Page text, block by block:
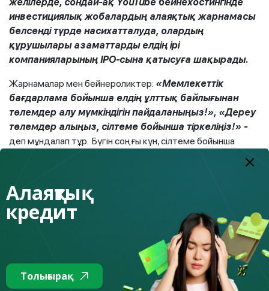
инвестициялық жобалардың алаяқтық жарнамасы
белсенді түрде насихатталуда, олардың
құрушылары азаматтарды елдің ірі
компанияларының IPO-сына қатысуға шақырады.
Жарнамалар мен бейнероликтер: «Мемлекеттік
бағдарлама бойынша елдің ұлттық байлығынан
төлемдер алу мүмкіндігін пайдаланыңыз!», «Дереу
төлемдер алыңыз, сілтеме бойынша тіркеліңіз!» -
деп мұндалап тұр. Бүгін соңғы күн, сілтеме бойынша
қаскүнемдер танымал тұлғалардың, оның ішінде
Қазақстан Республикасы Президентінің, елдің ұлттық
компаниялары мен қаржы ұйымдары басшыларының,
қоғамдық пікір басшыларының есімдерін, суретін,
бейнежазбасын пайдаланады. Қылмыскерлер түпнұсқа
аудио хабарды ауыстыра отырып, жалпыға қол жетімді
бейнероликтерден алынған бейнекадрларды
Алаяқтық
кредит
Толығырақ